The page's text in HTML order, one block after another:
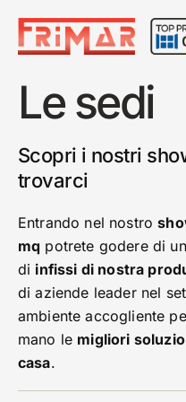
Le sedi
Scopri i nostri
trovarci
Entrando nel nostro
mq potrete godere di
di infissi di nostra
di aziende leader nel
ambiente accogliente
mano le migliori
casa.